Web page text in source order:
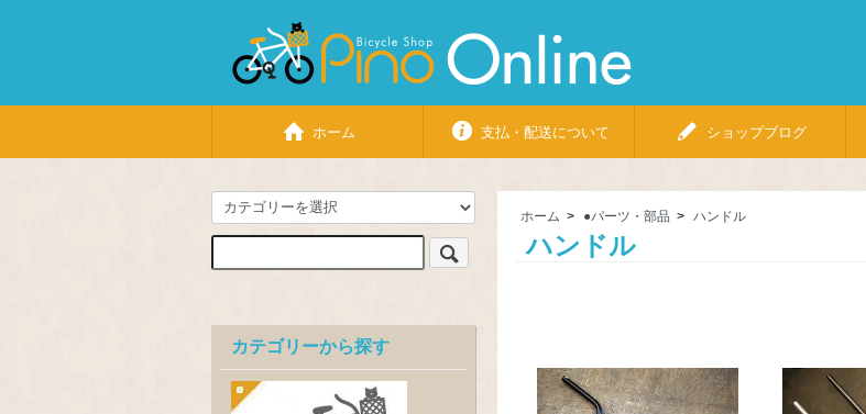
ホーム 支払・配送について ショップブログ
ホーム > ●パーツ・部品 > ハンドル
ハンドル
カテゴリーから探す